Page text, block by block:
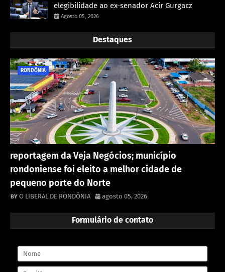
elegibilidade ao ex-senador Acir Gurgacz
Agosto 05, 2026
Destaques
RONDÔNIA
reportagem da Veja Negócios; município
rondoniense foi eleito a melhor cidade de
pequeno porte do Norte
O LIBERAL DE RONDÔNIA agosto 05, 2026
Formulário de contato